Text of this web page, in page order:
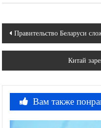
Навигация
по
записям
Правительство Беларуси
Китай
Вам также